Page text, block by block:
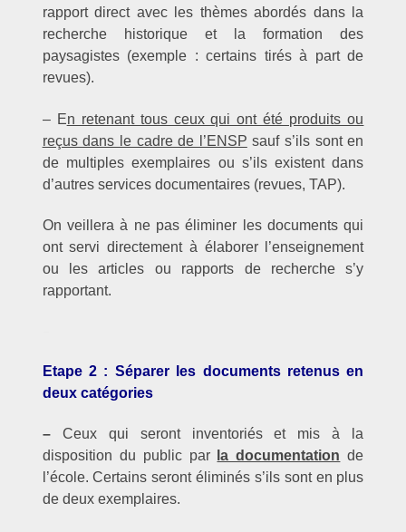
rapport direct avec les thèmes abordés dans la
recherche historique et la formation des
paysagistes (exemple : certains tirés à part de
revues).
– En retenant tous ceux qui ont été produits ou
reçus dans le cadre de l’ENSP sauf s’ils sont en
de multiples exemplaires ou s’ils existent dans
d’autres services documentaires (revues, TAP).
On veillera à ne pas éliminer les documents qui
ont servi directement à élaborer l’enseignement
ou les articles ou rapports de recherche s’y
rapportant.
Etape 2 : Séparer les documents retenus en
deux catégories
– Ceux qui seront inventoriés et mis à la
disposition du public par
la documentation de
l’école. Certains seront éliminés s’ils sont en plus
de deux exemplaires.